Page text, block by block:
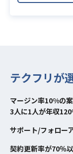
テクフリが
マージン率10%の
3人に1人が年収
サポート/フォロー
契約更新率が70％